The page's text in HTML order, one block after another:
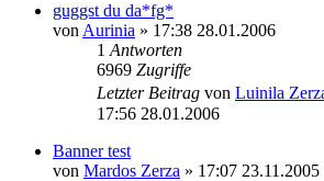
guggst du da*fg*
von Aurinia » 17:38 28.01.2006
1 Antworten
6969 Zugriffe
Letzter Beitrag von Luinila
17:56 28.01.2006
Banner test
von Mardos Zerza » 17:07 23.11.2005